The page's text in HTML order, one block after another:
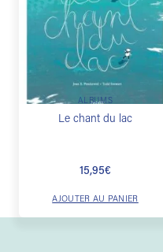
Ajouter
à la
liste de
ALBUMS
Le chant du lac
15,95€
AJOUTER AU PANIER